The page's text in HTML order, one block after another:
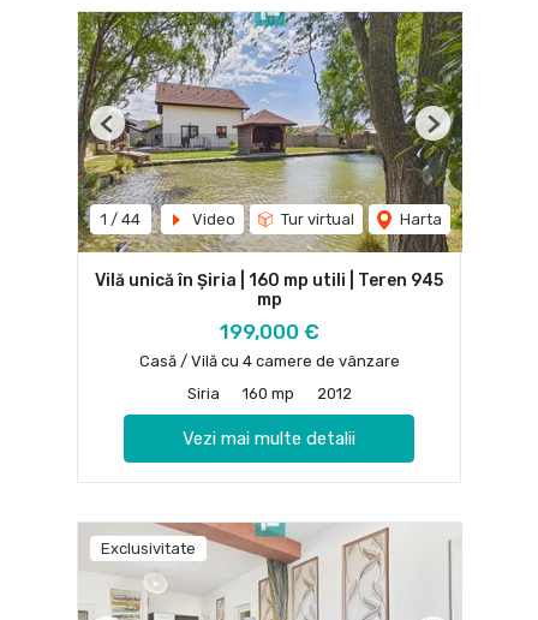
1 / 44 Video Tur virtual Harta
Previous Next
Vilă unică în Șiria | 160 mp utili | Teren 945
mp
199,000 €
Casă / Vilă cu 4 camere de vânzare
Siria
160 mp 2012
Vezi mai multe detalii
Exclusivitate